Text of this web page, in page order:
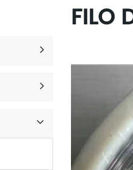
FILO